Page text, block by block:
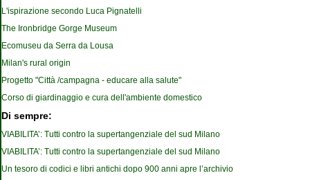
L'ispirazione secondo Luca Pignatelli
The Ironbridge Gorge Museum
Ecomuseu da Serra da Lousa
Milan's rural origin
Progetto "Città /campagna - educare alla salute"
Corso di giardinaggio e cura dell'ambiente domestico
Di sempre:
VIABILITA’: Tutti contro la supertangenziale del sud Milano
VIABILITA’: Tutti contro la supertangenziale del sud Milano
Un tesoro di codici e libri antichi dopo 900 anni apre l’archivio